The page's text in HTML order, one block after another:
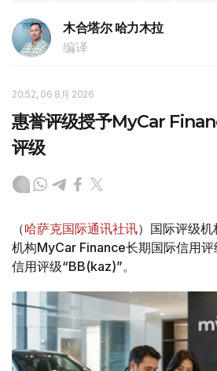
木合塔尔 哈力木拉
编译
20:52, 06 8月 2026
惠誉评级授予MyCar
评级
（哈萨克国际通讯社讯）国际评级
机构MyCar Finance长期国际信用评
信用评级“BB(kaz)”。